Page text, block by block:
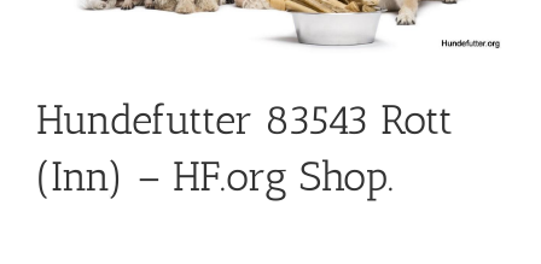
Hundefutter 83543 Rott
(Inn) – HF.org Shop.